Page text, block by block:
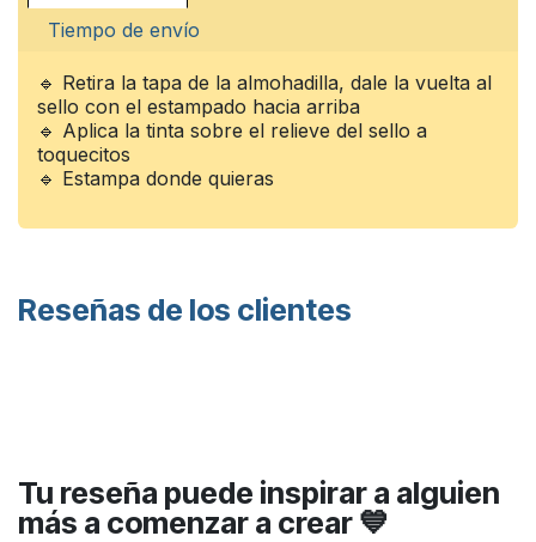
Tiempo de envío
🔹 Retira la tapa de la almohadilla, dale la vuelta al
sello con el estampado hacia arriba
🔹 Aplica la tinta sobre el relieve del sello a
toquecitos
🔹 Estampa donde quieras
Reseñas de los clientes
Tu reseña puede inspirar a alguien
más a comenzar a crear 💙